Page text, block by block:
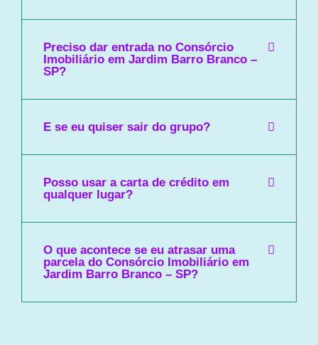
Preciso dar entrada no Consórcio
Imobiliário em Jardim Barro Branco –
SP?
E se eu quiser sair do grupo?
Posso usar a carta de crédito em
qualquer lugar?
O que acontece se eu atrasar uma
parcela do Consórcio Imobiliário em
Jardim Barro Branco – SP?